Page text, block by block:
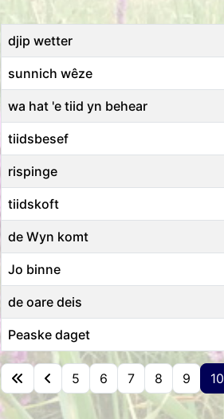
Artikelen
Titel
djip wetter
sunnich wêze
wa hat 'e tiid yn behear
tiidsbesef
rispinge
tiidskoft
de Wyn komt
Jo binne
de oare deis
Peaske daget
5 6 7 8 9 10